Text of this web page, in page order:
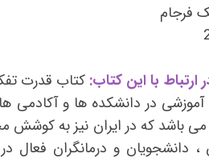
کودک
انتشارات قطره
انتشارات ققنوس
انتشارات
فرجام
با این کتاب: کتاب قدرت
در دانشکده ها و آکادمی
باشد که در ایران نیز به کوشش
، دانشجویان و درمانگران فعال